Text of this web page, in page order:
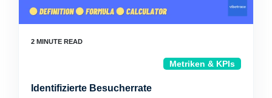
Metriken & KPIs
Identifizierte Besucherrate